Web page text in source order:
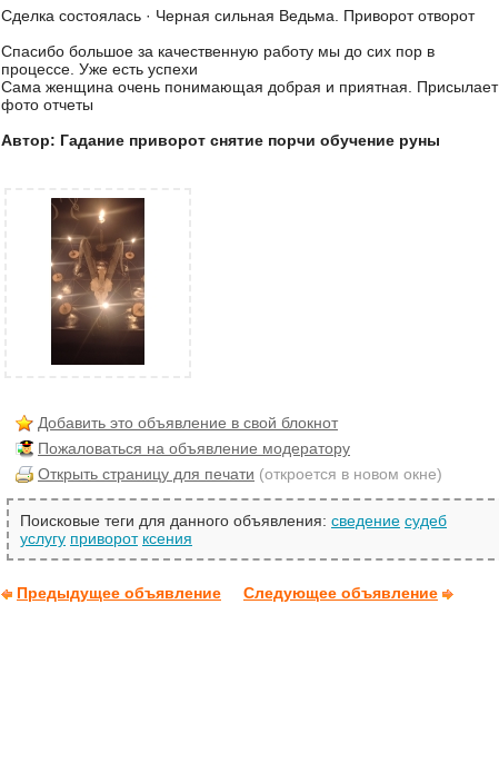
Сделка состоялась · Черная сильная Ведьма. Приворот отворот
Спасибо большое за качественную работу мы до сих пор в
процессе. Уже есть успехи
Сама женщина очень понимающая добрая и приятная. Присылает
фото отчеты
Автор: Гадание приворот снятие порчи обучение руны
Добавить это объявление в свой блокнот
Пожаловаться на объявление модератору
Открыть страницу для печати (откроется в новом окне)
Поисковые теги для данного объявления: сведение судеб
услугу приворот ксения
Предыдущее объявление Следующее объявление